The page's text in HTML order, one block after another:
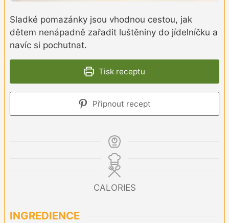
Sladké pomazánky jsou vhodnou cestou, jak
dětem nenápadně zařadit luštěniny do jídelníčku a
navíc si pochutnat.
Tisk receptu
Připnout recept
CALORIES
INGREDIENCE